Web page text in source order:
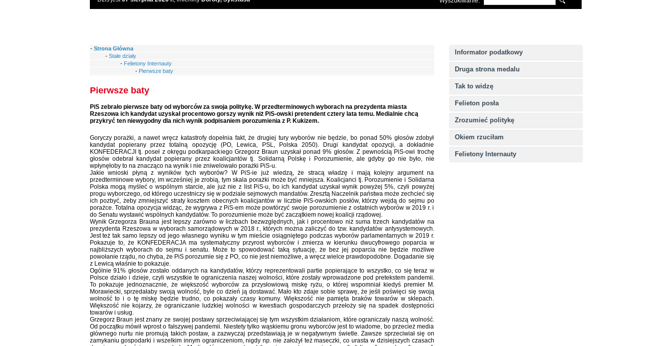
Informator podatkowy
Druga strona medalu
Tak to widzę
Felieton posła
Zrozumieć politykę
Okiem rzuciłam
Felietony Internauty
- Strona Główna
- Stałe działy
- Felietony Internauty
- Pierwsze baty
Pierwsze baty
PiS zebrało pierwsze baty od wyborców za swoja politykę. W przedterminowych wyborach na prezydenta miasta
Rzeszowa ich kandydat uzyskał procentowo gorszy wynik niż PiS-owski pretendent cztery lata temu. Medialnie chcą
przykryć ten niewygodny dla nich wynik podpisaniem porozumienia z P. Kukizem.
Goryczy porażki, a nawet wręcz katastrofy dopełnia fakt, że drugiej tury wyborów nie będzie, bo ponad 50% głosów zdobył
kandydat popierany przez totalną opozycję (PO, Lewica, PSL, Polska 2050). Drugi kandydat opozycji, a dokładnie
KONFEDERACJI tj. poseł z okręgu podkarpackiego Grzegorz Braun uzyskał ponad 9% głosów. Z pewnością PiS-owi trochę
głosów odebrał kandydat popierany przez koalicjantów tj. Solidarną Polskę i Porozumienie, ale gdyby go nie było, nie
wpłynęłoby to na znacząco na wynik i nie zniwelowało porażki PiS-u.
Jakie wnioski płyną z wyników tych wyborów? W PiS-ie już wiedzą, że stracą władzę i mają kolejny argument na
przedterminowe wybory, im wcześniej je zrobią, tym skala porażki może być mniejsza. Koalicjanci tj. Porozumienie i Solidarna
Polska mogą myśleć o wspólnym starcie, ale już nie z list PiS-u, bo ich kandydat uzyskał wynik powyżej 5%, czyli powyżej
progu wyborczego, od którego uczestniczy się w podziale sejmowych mandatów. Zresztą Naczelnik państwa może zechcieć się
ich pozbyć, żeby zmniejszyć straty kosztem obecnych koalicjantów w liczbie PiS-owskich posłów, którzy wejdą do sejmu po
porażce. Totalna opozycja widząc, że wygrywa z PiS-em może powtórzyć swoje porozumienie z ostatnich wyborów w 2019 r. i
do Senatu wystawić wspólnych kandydatów. To porozumienie może być zaczątkiem nowej koalicji rządowej.
Wynik Grzegorza Brauna jest lepszy zarówno w liczbach bezwzględnych, jak i procentowo niż suma trzech kandydatów na
prezydenta Rzeszowa w wyborach samorządowych w 2018 r., których można zaliczyć do tzw. kandydatów antysystemowych.
Jest też tak samo lepszy od jego własnego wyniku w tym mieście osiągniętego podczas wyborów parlamentarnych w 2019 r.
Pokazuje to, że KONFEDERACJA ma systematyczny przyrost wyborców i zmierza w kierunku dwucyfrowego poparcia w
najbliższych wyborach do sejmu i senatu. Może to spowodować taką sytuację, że bez jej poparcia nie będzie możliwe
powołanie rządu, no chyba, że PiS porozumie się z PO, co nie jest niemożliwe, a wręcz wielce prawdopodobne. Dogadanie się
z Lewicą właśnie to pokazuje.
Ogólnie 91% głosów zostało oddanych na kandydatów, którzy reprezentowali partie popierające to wszystko, co się teraz w
Polsce działo i dzieje, czyli wszystkie te ograniczenia naszej wolności, które zostały wprowadzone pod pretekstem pandemii.
To pokazuje jednoznacznie, że większość wyborców za przysłowiową miskę ryżu, o której wspomniał kiedyś premier M.
Morawiecki, sprzedałaby swoją wolność, byle co dzień ją dostawać. Mało kto zdaje sobie sprawę, że jeśli poświęci się swoją
wolność to i o tę miskę będzie trudno, co pokazały czasy komuny. Większość nie pamięta braków towarów w sklepach.
Większość nie kojarzy, że ograniczanie ludzkiej wolności w kwestiach gospodarczych przełoży się na spadek dostępności
towarów i usług.
Grzegorz Braun jest znany ze swojej postawy sprzeciwiającej się tym wszystkim działaniom, które ograniczały naszą wolność.
Od początku mówił wprost o fałszywej pandemii. Niestety tylko wąskiemu gronu wyborców jest to wiadome, bo przecież media
głównego nurtu nie promują takich postaw, a zazwyczaj przedstawiają je w negatywnym świetle. Zawsze sprzeciwiał się on
zamykaniu gospodarki i wszelkim innym ograniczeniom, nigdy np. nie założył też maseczki, co urasta w dzisiejszych czasach